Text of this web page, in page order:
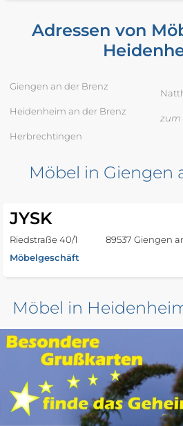
Adressen von
Giengen an der Brenz
Heidenheim an der Brenz
Herbrechtingen
zum
Möbel in Giengen
JYSK
Riedstraße 40/1
89537 Giengen
Möbelgeschäft
Möbel in
JYSK
In den Tieräckern 9
89520
Möbelgeschäft